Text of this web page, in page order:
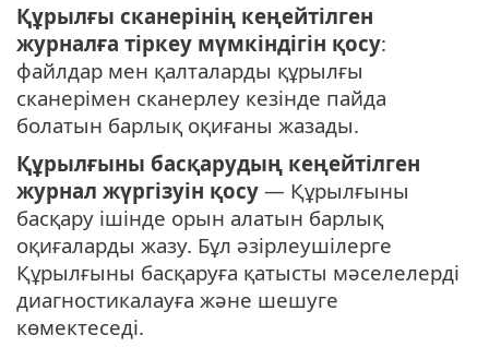
Құрылғы сканерінің кеңейтілген
журналға тіркеу мүмкіндігін қосу:
файлдар мен қалталарды құрылғы
сканерімен сканерлеу кезінде пайда
болатын барлық оқиғаны жазады.
Құрылғыны басқарудың кеңейтілген
журнал жүргізуін қосу — Құрылғыны
басқару ішінде орын алатын барлық
оқиғаларды жазу. Бұл әзірлеушілерге
Құрылғыны басқаруға қатысты мәселелерді
диагностикалауға және шешуге
көмектеседі.